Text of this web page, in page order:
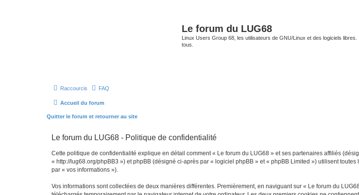
Le forum du LUG68
Linux Users Group 68, les utilisateurs de GNU/Linux et des logiciels
tous.
Raccourcis FAQ
Accueil du forum
Quitter le forum et retourner au site
Le forum du LUG68 - Politique de confidentialité
Cette politique de confidentialité explique en détail comment « Le forum du LUG68 » et ses partenaires affiliés
« http://lug68.org/phpBB3 ») et phpBB (désigné ci-après par « logiciel phpBB » et « phpBB Limited ») utilisent
par « vos informations »).
Vos informations sont collectées de deux manières différentes. Premièrement, en naviguant sur « Le forum du